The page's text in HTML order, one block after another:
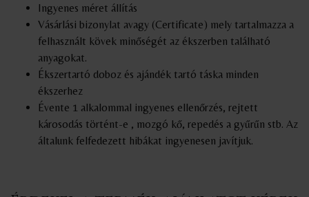
Ingyenes méret állítás
Vásárlási bizonylat avagy (Certificate) mely tartalmazza a
felhasznált kövek minőségét az ékszerben található
anyagokat.
Ékszertartó doboz és ajándék tartó táska minden
ékszerhez
Évente 1 alkalommal ingyenes ellenőrzés, rejtett
károsodás történt-e , mozgó kő, repedés a gyűrűn stb. Az
általunk felfedezett hibákat ingyenesen javítjuk.